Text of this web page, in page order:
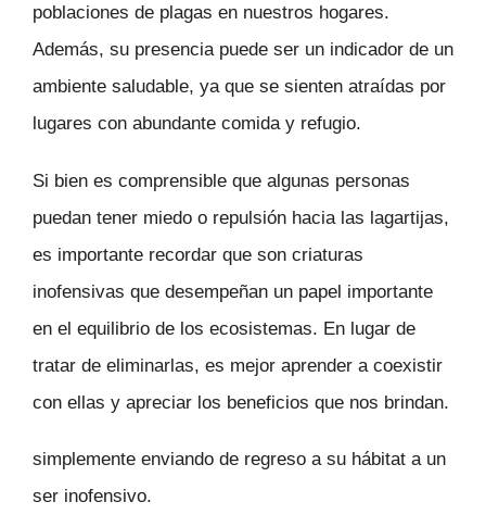
poblaciones de plagas en nuestros hogares.
Además, su presencia puede ser un indicador de un
ambiente saludable, ya que se sienten atraídas por
lugares con abundante comida y refugio.
Si bien es comprensible que algunas personas
puedan tener miedo o repulsión hacia las lagartijas,
es importante recordar que son criaturas
inofensivas que desempeñan un papel importante
en el equilibrio de los ecosistemas. En lugar de
tratar de eliminarlas, es mejor aprender a coexistir
con ellas y apreciar los beneficios que nos brindan.
simplemente enviando de regreso a su hábitat a un
ser inofensivo.